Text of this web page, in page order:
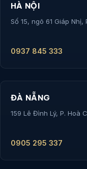
HÀ NỘI
Số 15, ngõ 61 Giáp
0937 845 333
ĐÀ NẴNG
159 Lê Đình Lý, P. Hoà
0905 295 337